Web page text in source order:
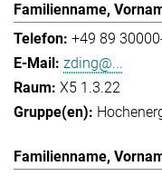
+49 89
zding@...
X5 1.3.22